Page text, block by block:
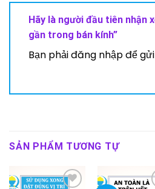
Hãy là người đầu tiên nhận
gần trong bán kính”
Bạn phảiđăng nhậpđể
SẢN PHẨM TƯƠNG TỰ